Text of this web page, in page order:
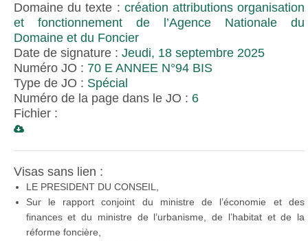
Domaine du texte : création attributions organisation
et fonctionnement de l’Agence Nationale du
Domaine et du Foncier
Date de signature : Jeudi, 18 septembre 2025
Numéro JO : 70 E ANNEE N°94 BIS
Type de JO : Spécial
Numéro de la page dans le JO : 6
Fichier :
Visas sans lien :
LE PRESIDENT DU CONSEIL,
Sur le rapport conjoint du ministre de l’économie et des
finances et du ministre de l’urbanisme, de l’habitat et de la
réforme foncière,